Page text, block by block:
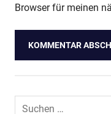
Browser für meinen
Suchen